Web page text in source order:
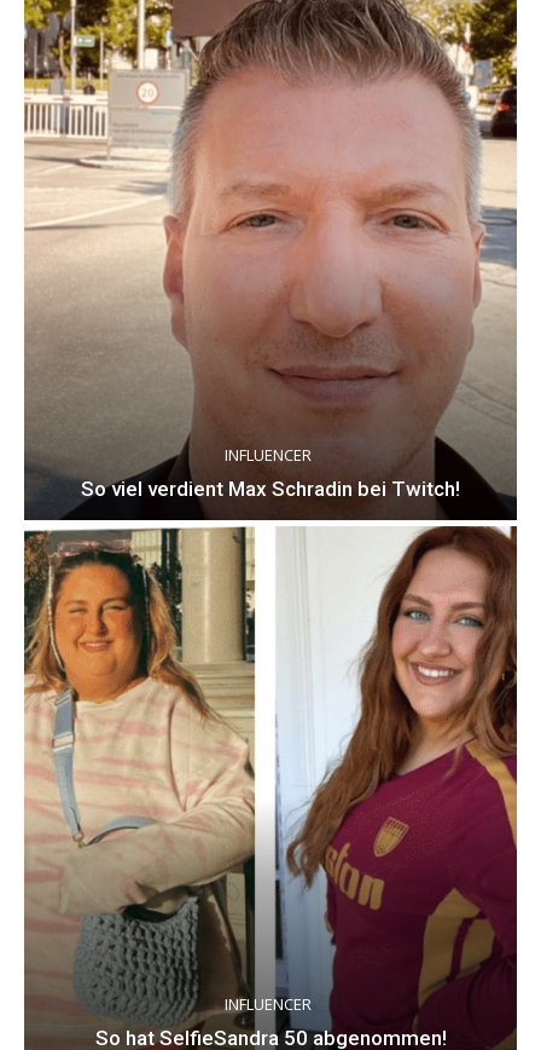
INFLUENCER
So viel verdient Max Schradin bei Twitch!
INFLUENCER
So hat SelfieSandra 50 abgenommen!